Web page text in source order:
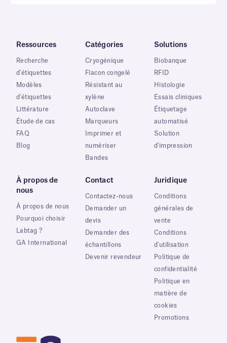
Ressources
Recherche
d'étiquettes
Modèles
d'étiquettes
Littérature
Étude de cas
FAQ
Blog
Catégories
Cryogénique
Flacon congelé
Résistant au
xylène
Autoclave
Marqueurs
Imprimer et
numériser
Bandes
Solutions
Biobanque
RFID
Histologie
Essais cliniques
Étiquetage
automatisé
Solution
d'impression
À propos de
nous
À propos de nous
Pourquoi choisir
Labtag ?
GA International
Contact
Contactez-nous
Demander un
devis
Demander des
échantillons
Devenir revendeur
Juridique
Conditions
générales de
vente
Conditions
d'utilisation
Politique de
confidentialité
Politique en
matière de
cookies
Promotions